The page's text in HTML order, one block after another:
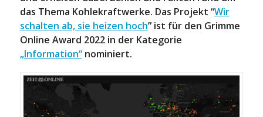
das Thema Kohlekraftwerke. Das Projekt “Wir
schalten ab, sie heizen hoch” ist für den Grimme
Online Award 2022 in der Kategorie
„Information“nominiert.